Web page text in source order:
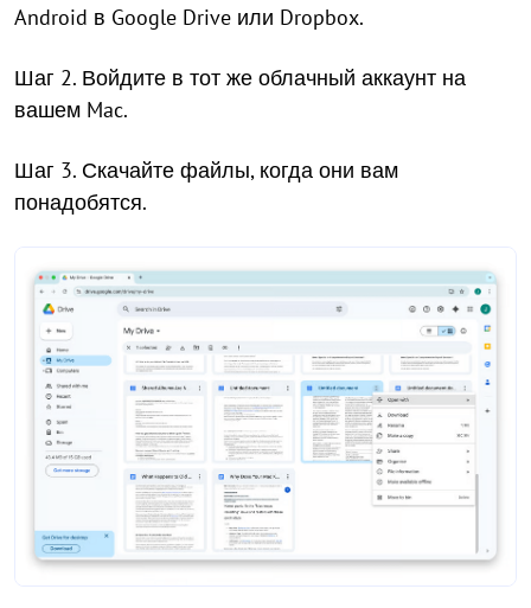
Android в Google Drive или Dropbox.
Шаг 2. Войдите в тот же облачный аккаунт на
вашем Mac.
Шаг 3. Скачайте файлы, когда они вам
понадобятся.